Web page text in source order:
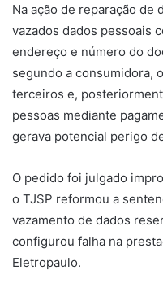
Na ação de reparação de
vazados dados pessoais
endereço e número do
segundo a consumidora,
terceiros e,
pessoas mediante
gerava potencial perigo
O pedido foi julgado
o TJSP reformou a
vazamento de dados
configurou falha na
Eletropaulo.